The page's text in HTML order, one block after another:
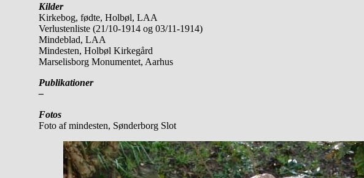
Kilder
Kirkebog, fødte, Holbøl, LAA
Verlustenliste (21/10-1914 og 03/11-1914)
Mindeblad, LAA
Mindesten, Holbøl Kirkegård
Marselisborg Monumentet, Aarhus
Publikationer
–
Fotos
Foto af mindesten, Sønderborg Slot